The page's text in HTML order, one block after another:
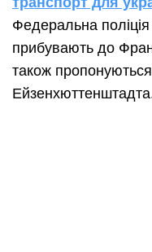
Федеральна
прибувають до
також